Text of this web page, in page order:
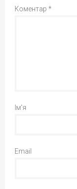
Коментар *
Ім'я
Email